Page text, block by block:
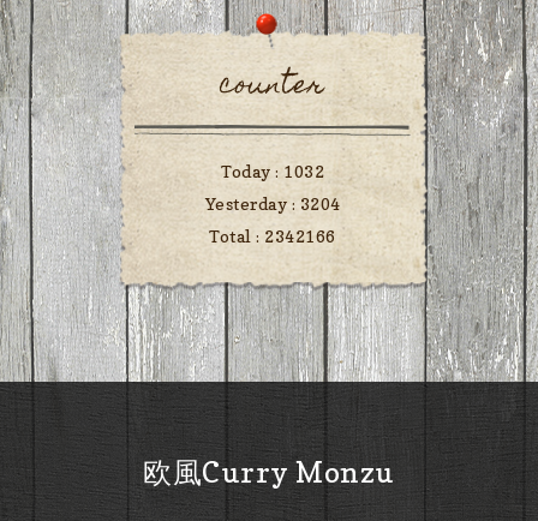
counter
Today : 1032
Yesterday : 3204
Total : 2342166
欧風Curry Monzu